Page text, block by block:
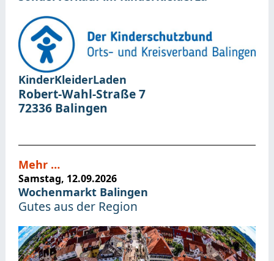
KinderKleiderLaden
Robert-Wahl-Straße 7
72336 Balingen
Samstag, 12.09.2026
Wochenmarkt Balingen
Gutes aus der Region
Mehr …